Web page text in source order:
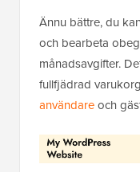
Ännu bättre, du
och bearbeta
månadsavgifter.
fullfjädrad
användareoch